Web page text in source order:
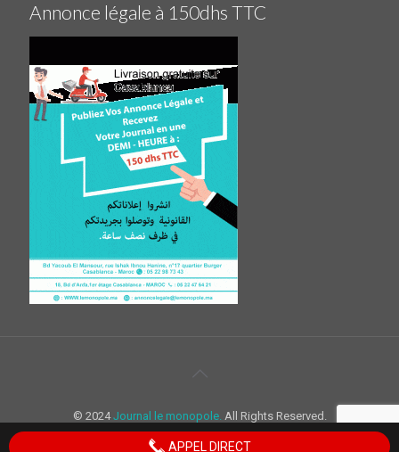
Annonce légale à 150dhs TTC
© 2024Journal le monopole. All Rights Reserved.
APPEL DIRECT